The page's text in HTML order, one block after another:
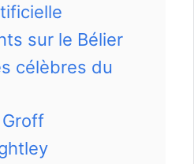
sur le Bélier
célèbres du